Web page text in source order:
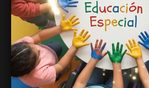
Leer más